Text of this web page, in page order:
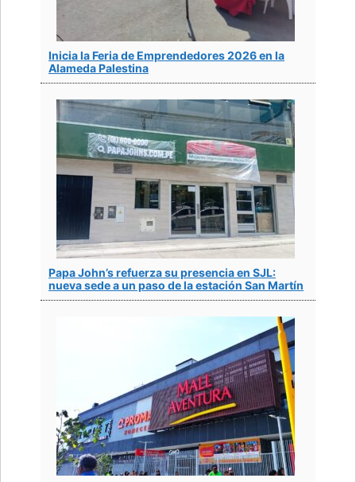
Inicia la Feria de Emprendedores 2026 en la
Alameda Palestina
Papa John’s refuerza su presencia en SJL:
nueva sede a un paso de la estación San Martín